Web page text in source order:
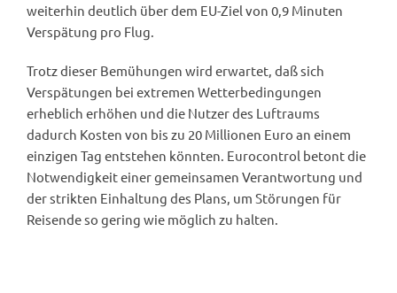
weiterhin deutlich über dem EU-Ziel von 0,9 Minuten
Verspätung pro Flug.
Trotz dieser Bemühungen wird erwartet, daß sich
Verspätungen bei extremen Wetterbedingungen
erheblich erhöhen und die Nutzer des Luftraums
dadurch Kosten von bis zu 20 Millionen Euro an einem
einzigen Tag entstehen könnten. Eurocontrol betont die
Notwendigkeit einer gemeinsamen Verantwortung und
der strikten Einhaltung des Plans, um Störungen für
Reisende so gering wie möglich zu halten.